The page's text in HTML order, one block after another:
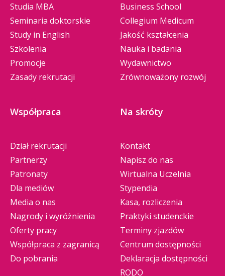
Studia MBA
Seminaria doktorskie
Study in English
Szkolenia
Promocje
Zasady rekrutacji
Business School
Collegium Medicum
Jakość kształcenia
Nauka i badania
Wydawnictwo
Zrównoważony rozwój
Współpraca
Dział rekrutacji
Partnerzy
Patronaty
Dla mediów
Media o nas
Nagrody i wyróżnienia
Oferty pracy
Współpraca z zagranicą
Do pobrania
Na skróty
Kontakt
Napisz do nas
Wirtualna Uczelnia
Stypendia
Kasa, rozliczenia
Praktyki studenckie
Terminy zjazdów
Centrum dostępności
Deklaracja dostępności
RODO